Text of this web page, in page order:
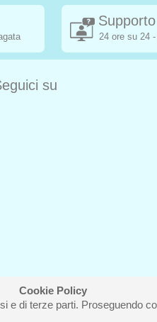
Cookie Policy
e di terze parti. Proseguendo
24 ore su 24
su